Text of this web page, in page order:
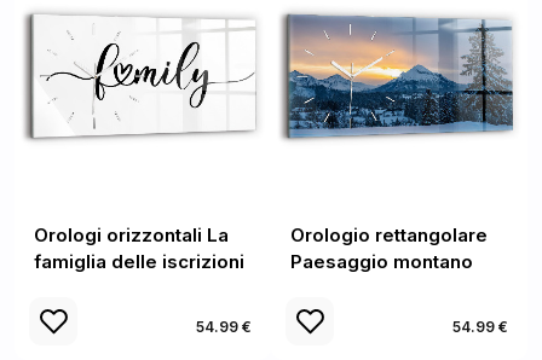
Orologi orizzontali La
famiglia delle iscrizioni
54.99 €
Orologio rettangolare
Paesaggio montano
54.99 €